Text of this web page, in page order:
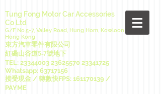
Tung Fong Motor Car Accessories
Co Ltd
G/F No.5-7, Valley Road, Hung Hom, Kowloon
Hong Kong
東方汽車零件有限公司
紅磡山谷道5-7號地下
TEL: 23344003 23625570 23341725
Whatsapp: 63717156
接受現金 / 轉數快FPS: 161170139 /
PAYME